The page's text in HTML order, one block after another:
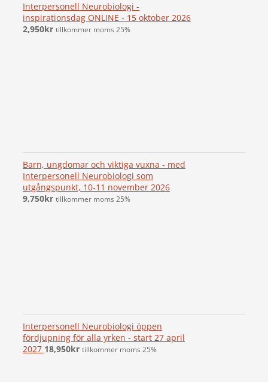
Interpersonell Neurobiologi -
inspirationsdag ONLINE - 15 oktober 2026
2,950kr tillkommer moms 25%
Barn, ungdomar och viktiga vuxna - med
Interpersonell Neurobiologi som
utgångspunkt, 10-11 november 2026
9,750kr tillkommer moms 25%
Interpersonell Neurobiologi öppen
fördjupning för alla yrken - start 27 april
2027 18,950kr tillkommer moms 25%